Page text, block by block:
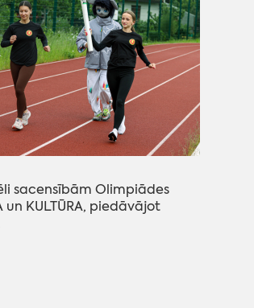
sacensībām Olimpiādes
KULTŪRA, piedāvājot